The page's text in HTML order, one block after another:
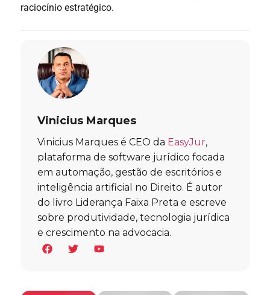
raciocínio estratégico.
Vinicius Marques
Vinicius Marques é CEO da EasyJur,
plataforma de software jurídico focada
em automação, gestão de escritórios e
inteligência artificial no Direito. É autor
do livro Liderança Faixa Preta e escreve
sobre produtividade, tecnologia jurídica
e crescimento na advocacia.